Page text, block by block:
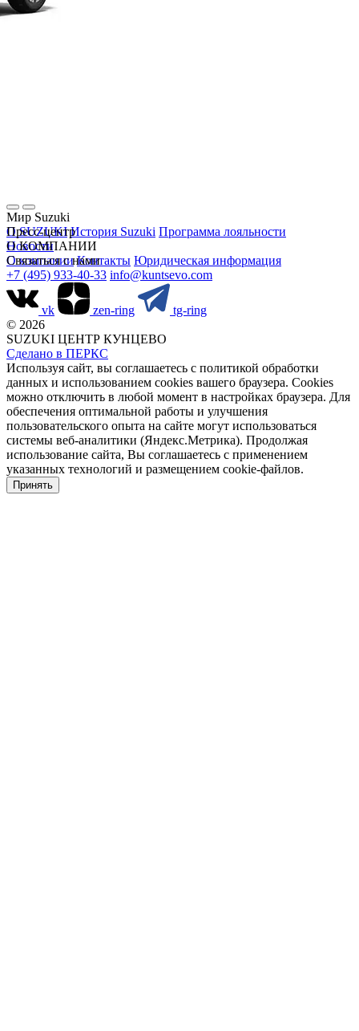
Мир Suzuki
О SUZUKI История Suzuki Программа лояльности
Пресс-центр
Новости
О КОМПАНИИ
О компании Контакты Юридическая информация
Связаться с нами
+7 (495) 933-40-33 info@kuntsevo.com
vk zen-ring
tg-ring
© 2026
SUZUKI ЦЕНТР КУНЦЕВО
Сделано в ПЕРКС
Используя сайт, вы соглашаетесь с политикой обработки
данных и использованием cookies вашего браузера. Cookies
можно отключить в любой момент в настройках браузера. Для
обеспечения оптимальной работы и улучшения
пользовательского опыта на сайте могут использоваться
системы веб-аналитики (Яндекс.Метрика). Продолжая
использование сайта, Вы соглашаетесь с применением
указанных технологий и размещением cookie-файлов.
Принять